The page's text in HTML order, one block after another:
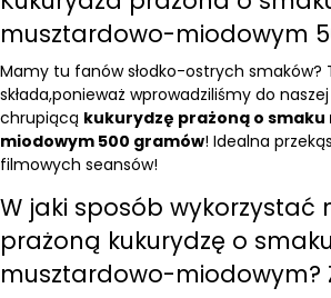
musztardowo-miodowym
Mamy tu fanów słodko-ostrych smaków?
składa,ponieważ wprowadziliśmy do
chrupiącą kukurydzę prażoną o
miodowym 500 gramów! Idealna
filmowych seansów!
W jaki sposób wykorzystać
prażoną kukurydzę o smaku
musztardowo-miodowym?